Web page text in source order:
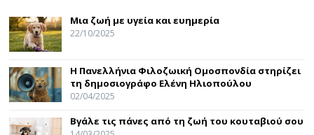
Μια ζωή με υγεία και ευημερία
22/10/2025
Η Πανελλήνια Φιλοζωική Ομοσπονδία στηρίζει
τη δημοσιογράφο Ελένη Ηλιοπούλου
02/04/2025
Βγάλε τις πάνες από τη ζωή του κουταβιού σου